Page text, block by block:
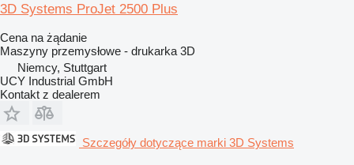
3D Systems ProJet 2500 Plus
Cena na żądanie
Maszyny przemysłowe - drukarka 3D
Niemcy, Stuttgart
UCY Industrial GmbH
Kontakt z dealerem
Szczegóły dotyczące marki 3D Systems